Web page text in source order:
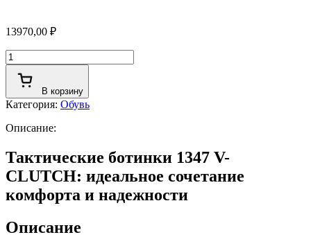
13970,00 ₽
Количество
товара
Кроссовки
V-
(хаки)
В корзину
Категория: Обувь
Описание:
Тактические ботинки 1347 V-
CLUTCH: идеальное сочетание
комфорта и надежности
Описание